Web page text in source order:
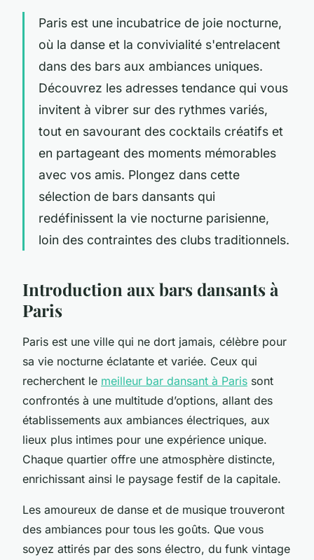
Paris est une incubatrice de joie nocturne,
où la danse et la convivialité s'entrelacent
dans des bars aux ambiances uniques.
Découvrez les adresses tendance qui vous
invitent à vibrer sur des rythmes variés,
tout en savourant des cocktails créatifs et
en partageant des moments mémorables
avec vos amis. Plongez dans cette
sélection de bars dansants qui
redéfinissent la vie nocturne parisienne,
loin des contraintes des clubs traditionnels.
Introduction aux bars dansants à
Paris
Paris est une ville qui ne dort jamais, célèbre pour
sa vie nocturne éclatante et variée. Ceux qui
recherchent le meilleur bar dansant à Paris sont
confrontés à une multitude d’options, allant des
établissements aux ambiances électriques, aux
lieux plus intimes pour une expérience unique.
Chaque quartier offre une atmosphère distincte,
enrichissant ainsi le paysage festif de la capitale.
Les amoureux de danse et de musique trouveront
des ambiances pour tous les goûts. Que vous
soyez attirés par des sons électro, du funk vintage